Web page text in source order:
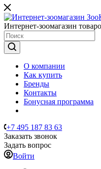
Интернет-зоомагазин
О компании
Как купить
Бренды
Контакты
Бонусная программа
+7 495 187 83 63
Заказать звонок
Задать вопрос
Войти